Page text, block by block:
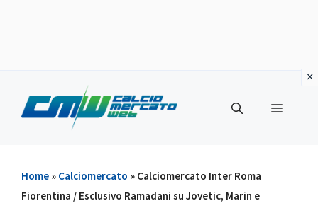
contenuto
Menu
Home » Calciomercato » Calciomercato Inter Roma
Fiorentina / Esclusivo Ramadani su Jovetic, Marin e